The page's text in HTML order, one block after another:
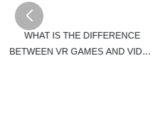
WHAT IS THE DIFFERENCE
BETWEEN VR GAMES AND VIDEO